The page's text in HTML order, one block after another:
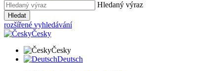
Hledaný výraz
Hledat
rozšířené vyhledávání
Česky
Česky
Deutsch